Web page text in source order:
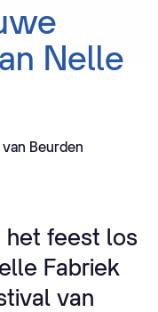
Nelle
Beurden
het feest los
Fabriek
van